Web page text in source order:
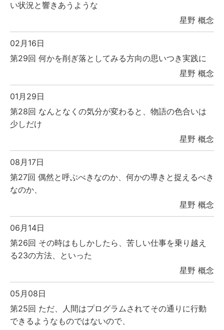
い状況と響きあうような
星野 概念
02月16日
第29回 何かを削ぎ落としてみる方向の思いつき実践に
星野 概念
01月29日
第28回 なんとなくの気分が変わると、物語の色合いは
少しだけ
星野 概念
08月17日
第27回 偶然と呼ぶべきなのか、何かの導きと捉えるべき
なのか、
星野 概念
06月14日
第26回 その時はもしかしたら、苦しい仕事を乗り越え
る23の方法、といった
星野 概念
05月08日
第25回 ただ、人間はプログラムされてその通りに行動
できるようなものではないので、